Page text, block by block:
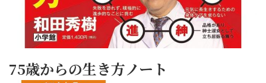
75歳からの生き方ノート